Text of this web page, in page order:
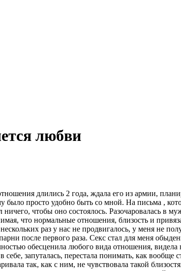
любви
длились 2 года, ждала его из армии,
просто удобно быть со мной. На письма ,
чтобы оно состоялось. Разочаровалась в
что нормальные отношения, близость и
раз у нас не продвигалось, у меня не
после первого раза. Секс стал для меня
обесценила любого вида отношения,
запуталась, перестала понимать, как
так, как с ним, не чувствовала такой